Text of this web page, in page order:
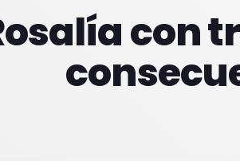
con